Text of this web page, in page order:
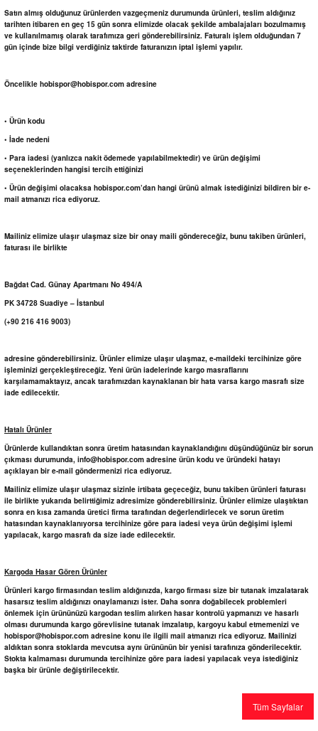
Satın almış olduğunuz ürünlerden vazgeçmeniz durumunda ürünleri, teslim aldığınız
tarihten itibaren en geç 15 gün sonra elimizde olacak şekilde ambalajaları bozulmamış
ve kullanılmamış olarak tarafımıza geri gönderebilirsiniz. Faturalı işlem olduğundan 7
gün içinde bize bilgi verdiğiniz taktirde faturanızın iptal işlemi yapılır.
Öncelikle hobispor@hobispor.com adresine
• Ürün kodu
• İade nedeni
• Para iadesi (yanlızca nakit ödemede yapılabilmektedir) ve ürün değişimi
seçeneklerinden hangisi tercih ettiğinizi
• Ürün değişimi olacaksa hobispor.com’dan hangi ürünü almak istediğinizi bildiren bir e-
mail atmanızı rica ediyoruz.
Mailiniz elimize ulaşır ulaşmaz size bir onay maili göndereceğiz, bunu takiben ürünleri,
faturası ile birlikte
Bağdat Cad. Günay Apartmanı No 494/A
PK 34728 Suadiye – İstanbul
(+90 216 416 9003)
adresine gönderebilirsiniz. Ürünler elimize ulaşır ulaşmaz, e-maildeki tercihinize göre
işleminizi gerçekleştireceğiz. Yeni ürün iadelerinde kargo masraflarını
karşılamamaktayız, ancak tarafımızdan kaynaklanan bir hata varsa kargo masrafı size
iade edilecektir.
Hatalı Ürünler
Ürünlerde kullandıktan sonra üretim hatasından kaynaklandığını düşündüğünüz bir sorun
çıkması durumunda, info@hobispor.com adresine ürün kodu ve üründeki hatayı
açıklayan bir e-mail göndermenizi rica ediyoruz.
Mailiniz elimize ulaşır ulaşmaz sizinle irtibata geçeceğiz, bunu takiben ürünleri faturası
ile birlikte yukarıda belirttiğimiz adresimize gönderebilirsiniz. Ürünler elimize ulaştıktan
sonra en kısa zamanda üretici firma tarafından değerlendirlecek ve sorun üretim
hatasından kaynaklanıyorsa tercihinize göre para iadesi veya ürün değişimi işlemi
yapılacak, kargo masrafı da size iade edilecektir.
Kargoda Hasar Gören Ürünler
Ürünleri kargo firmasından teslim aldığınızda, kargo firması size bir tutanak imzalatarak
hasarsız teslim aldığınızı onaylamanızı ister. Daha sonra doğabilecek problemleri
önlemek için ürününüzü kargodan teslim alırken hasar kontrolü yapmanızı ve hasarlı
olması durumunda kargo görevlisine tutanak imzalatıp, kargoyu kabul etmemenizi ve
hobispor@hobispor.com adresine konu ile ilgili mail atmanızı rica ediyoruz. Mailinizi
aldıktan sonra stoklarda mevcutsa aynı ürününün bir yenisi tarafınıza gönderilecektir.
Stokta kalmaması durumunda tercihinize göre para iadesi yapılacak veya istediğiniz
başka bir ürünle değiştirilecektir.
Tüm Sayfalar